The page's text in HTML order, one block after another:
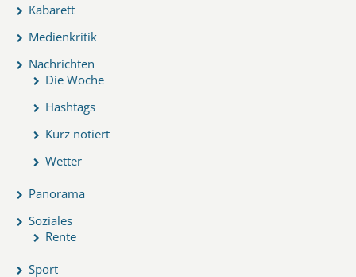
Kabarett
Medienkritik
Nachrichten
Die Woche
Hashtags
Kurz notiert
Wetter
Panorama
Soziales
Rente
Sport